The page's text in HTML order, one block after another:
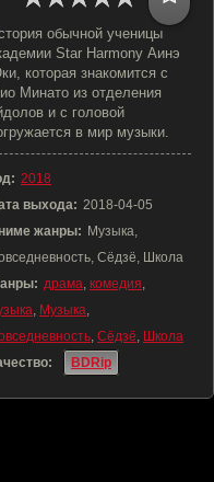
обычной ученицы
Star Harmony Аинэ
которая знакомится с
Минато из отделения
и с головой
в мир музыки.
2018
выхода: 2018-04-05
жанры: Музыка,
Сёдзё, Школа
драма, комедия,
, Музыка,
, Сёдзё, Школа
BDRip